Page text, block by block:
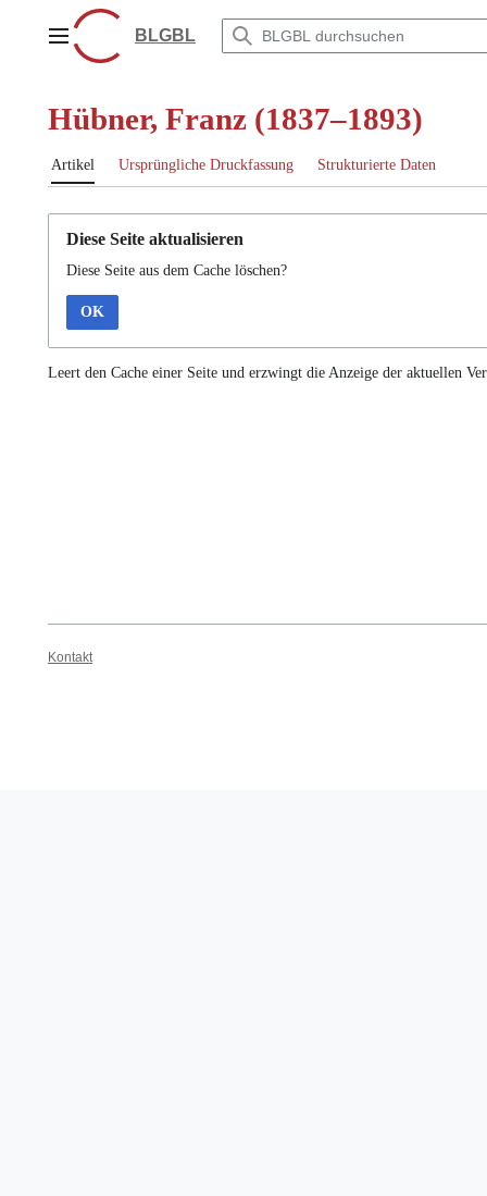
springenHauptmenüBLGBL
Hübner, Franz (1837–1893)
Artikel Ursprüngliche Druckfassung Strukturierte Daten
Diese Seite aktualisieren
Diese Seite aus dem Cache löschen?
OK
Leert den Cache einer Seite und erzwingt die Anzeige der aktuellen
Kontakt